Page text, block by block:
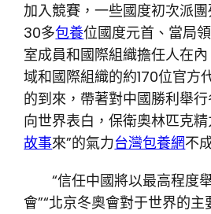
加入競賽，一些國度初次派
30多包養位國度元首、當局
室成員和國際組織擔任人在
域和國際組織的約170位官方
的到來，帶著對中國勝利舉
向世界表白，保衛奧林匹克
故事來”的氣力台灣包養網不
“信任中國將以最高程度
會”“北京冬奧會對于世界的主